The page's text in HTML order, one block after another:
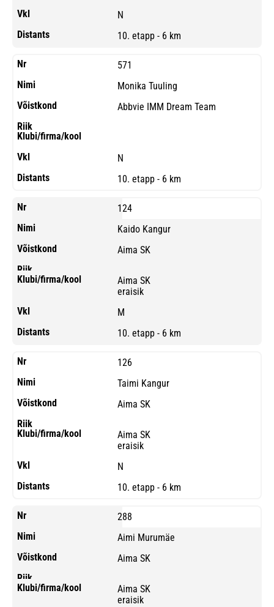
N
10. etapp - 6 km
571
Monika Tuuling
Abbvie IMM Dream Team
N
10. etapp - 6 km
124
Kaido Kangur
Aima SK
Aima SK
eraisik
M
10. etapp - 6 km
126
Taimi Kangur
Aima SK
Aima SK
eraisik
N
10. etapp - 6 km
288
Aimi Murumäe
Aima SK
Aima SK
eraisik